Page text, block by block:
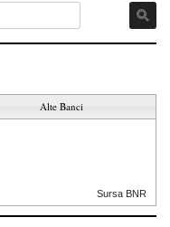
Alte Banci
Sursa BNR